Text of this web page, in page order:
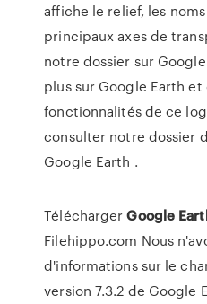
affiche le relief, les
principaux axes de
notre dossier sur
plus sur Google Earth
fonctionnalités de ce
consulter notre dossier
Google Earth .
TéléchargerGoogle
Filehippo.com Nous
d'informations sur le
version 7.3.2 de Google